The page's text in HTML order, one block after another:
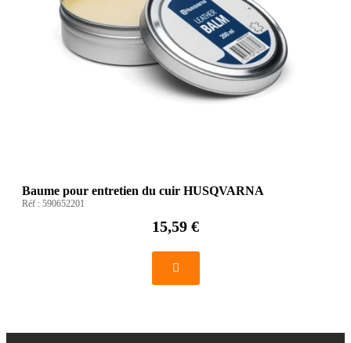
Baume pour entretien du cuir HUSQVARNA
Réf : 590652201
15,59 €